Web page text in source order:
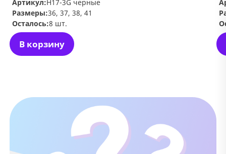
В корзину
Артикул:H17-3G черные
Размеры:36, 37, 38, 41
Осталось:8 шт.